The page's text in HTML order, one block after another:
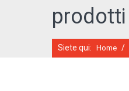
prodotti
Siete qui: Home /